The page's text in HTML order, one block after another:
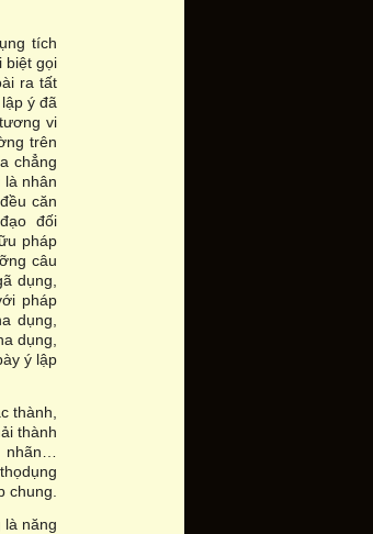
tích
biệt gọi
ra tất
ý đã
vi
trên
chẳng
nhân
căn
đối
pháp
câu
dụng,
pháp
dụng,
dụng,
ý lập
thành,
thành
chung.
năng